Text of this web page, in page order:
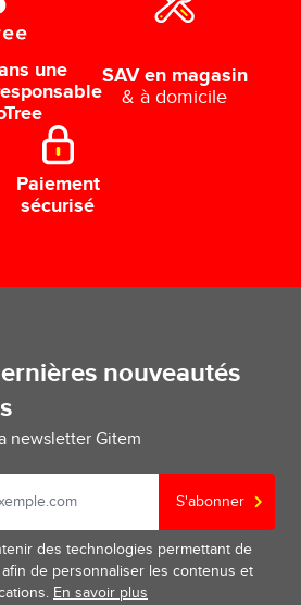
une
SAV en magasin
& à domicile
Paiement
sécurisé
nouveautés
newsletter Gitem
S'abonner
des technologies permettant de
de personnaliser les contenus et
En savoir plus